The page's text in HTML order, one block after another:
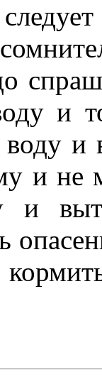
и
и
и не
и